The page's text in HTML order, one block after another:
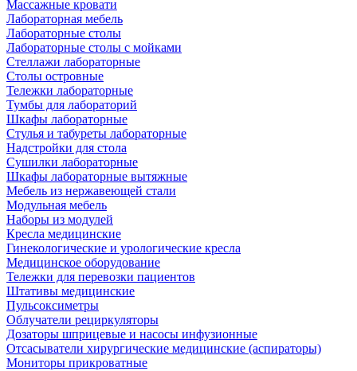
Массажные кровати
Лабораторная мебель
Лабораторные столы
Лабораторные столы с мойками
Стеллажи лабораторные
Столы островные
Тележки лабораторные
Тумбы для лабораторий
Шкафы лабораторные
Стулья и табуреты лабораторные
Надстройки для стола
Сушилки лабораторные
Шкафы лабораторные вытяжные
Мебель из нержавеющей стали
Модульная мебель
Наборы из модулей
Кресла медицинские
Гинекологические и урологические кресла
Медицинское оборудование
Тележки для перевозки пациентов
Штативы медицинские
Пульсоксиметры
Облучатели рециркуляторы
Дозаторы шприцевые и насосы инфузионные
Отсасыватели хирургические медицинские (аспираторы)
Мониторы прикроватные